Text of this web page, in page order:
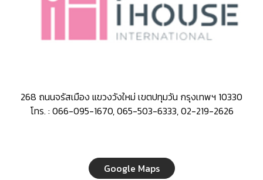
268 ถนนจรัสเมือง แขวงวังใหม่ เขตปทุมวัน กรุงเทพฯ 10330
โทร. : 066-095-1670, 065-503-6333, 02-219-2626
Google Maps